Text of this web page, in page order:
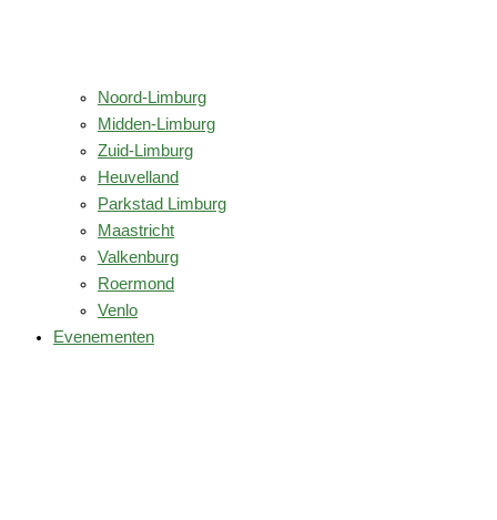
Noord-Limburg
Midden-Limburg
Zuid-Limburg
Heuvelland
Parkstad Limburg
Maastricht
Valkenburg
Roermond
Venlo
Evenementen